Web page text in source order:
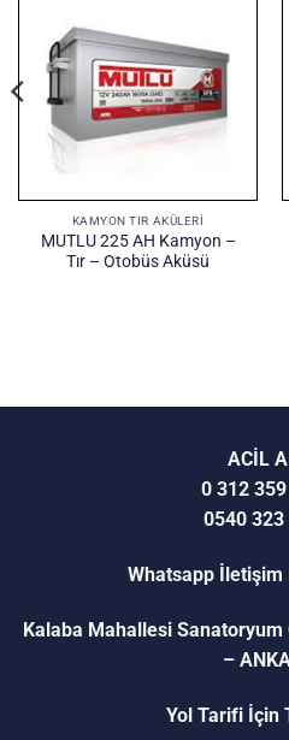
KAMYON TIR AKÜLERİ
MUTLU 225 AH Kamyon –
Tır – Otobüs Aküsü
ACİL
0 312
0540 323
Whatsapp İletişim
Kalaba Mahallesi
–
Yol Tarifi İçin